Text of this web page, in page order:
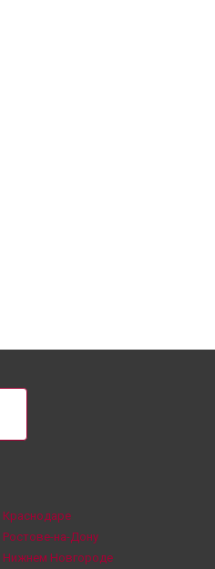
Краснодаре
Ростове-на-Дону
Нижнем Новгороде